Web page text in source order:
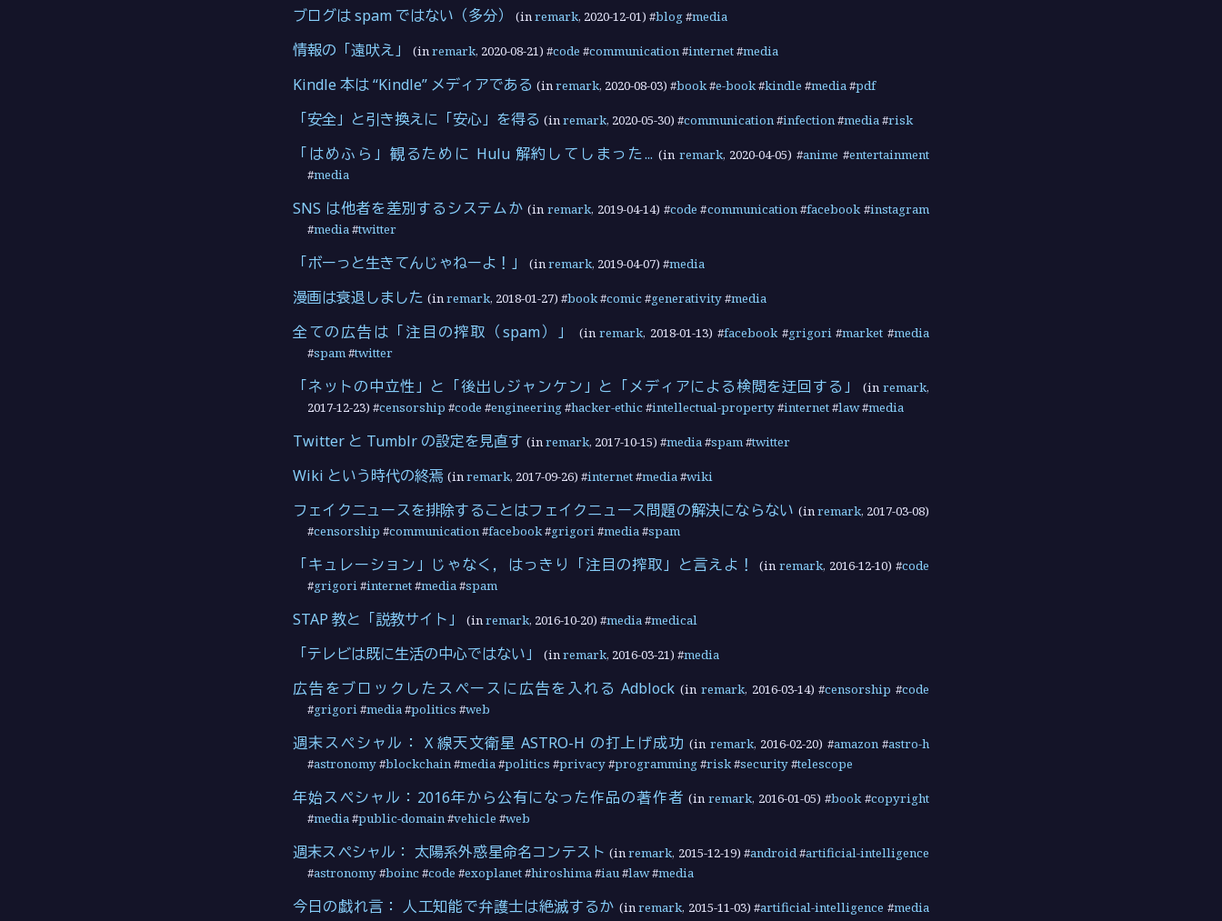
ブログは spam ではない（多分） (inremark, 2020-12-01) #blog#media
情報の「遠吠え」 (inremark, 2020-08-21) #code #communication#internet#media
Kindle 本は “Kindle” メディアである (inremark, 2020-08-03) #book#e-book#kindle #media#pdf
「安全」と引き換えに「安心」を得る (inremark, 2020-05-30) #communication#infection#media#risk
「はめふら」観るために Hulu 解約してしまった... (in remark, 2020-04-05) #anime #entertainment
#media
SNS は他者を差別するシステムか (inremark, 2019-04-14) #code #communication#facebook#instagram
#media#twitter
「ボーっと生きてんじゃねーよ！」 (inremark, 2019-04-07) #media
漫画は衰退しました (inremark, 2018-01-27) #book#comic#generativity#media
全ての広告は「注目の搾取（spam）」 (inremark, 2018-01-13) #facebook#grigori#market #media
#spam#twitter
「ネットの中立性」と「後出しジャンケン」と「メディアによる検閲を迂回する」 (inremark,
2017-12-23) #censorship #code #engineering#hacker-ethic#intellectual-property#internet#law#media
Twitter と Tumblr の設定を見直す (inremark, 2017-10-15) #media#spam#twitter
Wiki という時代の終焉 (inremark, 2017-09-26) #internet#media#wiki
フェイクニュースを排除することはフェイクニュース問題の解決にならない (inremark, 2017-03-08)
#censorship #communication#facebook#grigori#media#spam
「キュレーション」じゃなく，はっきり「注目の搾取」と言えよ！ (inremark, 2016-12-10) #code
#grigori#internet#media#spam
STAP 教と「説教サイト」 (inremark, 2016-10-20) #media#medical
「テレビは既に生活の中心ではない」 (inremark, 2016-03-21) #media
広告をブロックしたスペースに広告を入れる Adblock (in remark, 2016-03-14) #censorship #code
#grigori#media#politics #web
週末スペシャル： X 線天文衛星 ASTRO-H の打上げ成功 (in remark, 2016-02-20) #amazon#astro-h
#astronomy#blockchain#media#politics #privacy#programming#risk#security#telescope
年始スペシャル：2016年から公有になった作品の著作者 (in remark, 2016-01-05) #book#copyright
#media#public-domain#vehicle #web
週末スペシャル： 太陽系外惑星命名コンテスト (inremark, 2015-12-19) #android#artificial-intelligence
#astronomy#boinc#code #exoplanet#hiroshima#iau#law#media
今日の戯れ言： 人工知能で弁護士は絶滅するか (inremark, 2015-11-03) #artificial-intelligence #media